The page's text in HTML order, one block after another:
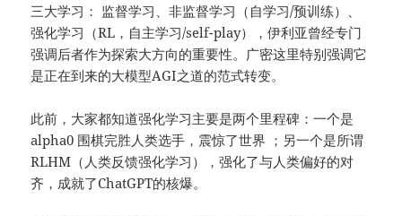
三大学习： 监督学习、非监督学习（自学习/预训练）、
强化学习（RL，自主学习/self-play），伊利亚曾经专门
强调后者作为探索大方向的重要性。广密这里特别强调它
是正在到来的大模型AGI之道的范式转变。
此前，大家都知道强化学习主要是两个里程碑：一个是
alpha0 围棋完胜人类选手，震惊了世界 ；另一个是所谓
RLHM（人类反馈强化学习），强化了与人类偏好的对
齐，成就了ChatGPT的核爆。